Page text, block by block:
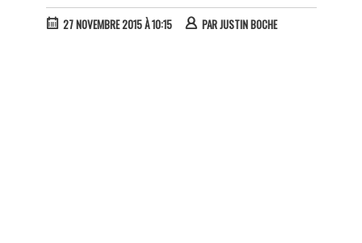
27 NOVEMBRE 2015 À 10:15 PARJUSTIN BOCHE